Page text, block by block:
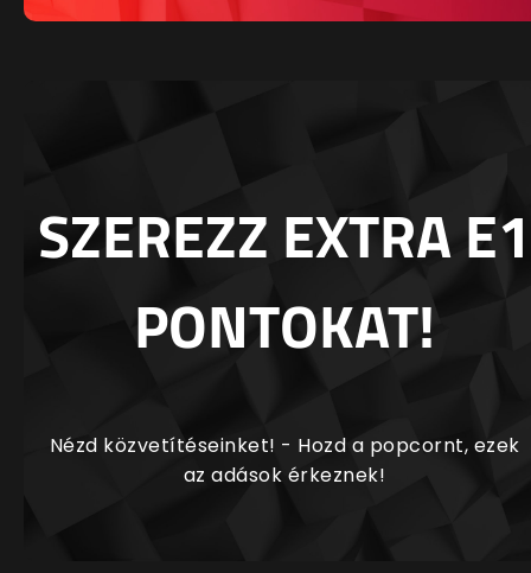
SZEREZZ EXTRA E1
PONTOKAT!
Nézd közvetítéseinket! - Hozd a popcornt, ezek
az adások érkeznek!